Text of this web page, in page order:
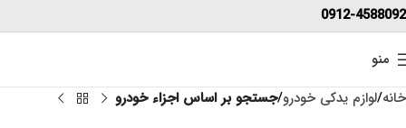
0912-4588092
منو
خانه لوازم یدکی خودرو جستجو بر اساس اجزاء خودرو